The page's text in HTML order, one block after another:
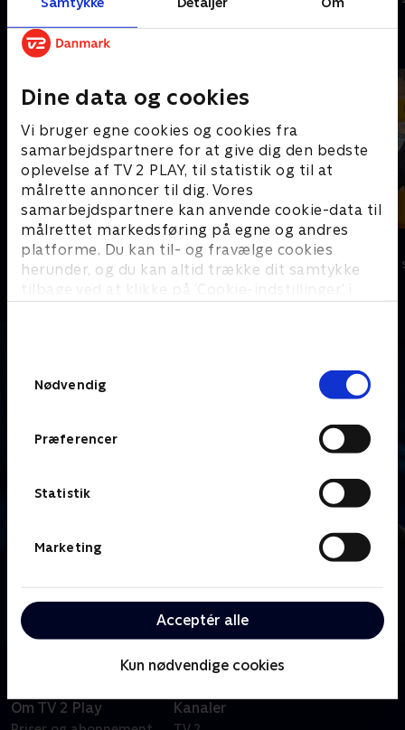
Dine data og cookies
Vi bruger egne cookies og cookies fra
samarbejdspartnere for at give dig den bedste
oplevelse af TV 2 PLAY, til statistik og til at
målrette annoncer til dig. Vores
samarbejdspartnere kan anvende cookie-data til
målrettet markedsføring på egne og andres
platforme. Du kan til- og fravælge cookies
herunder, og du kan altid trække dit samtykke
tilbage ved at klikke på ’Cookie-indstillinger’ i
Nødvendig
Præferencer
Statistik
Marketing
Acceptér alle
Kun nødvendige cookies
program 20 og 21 år.
Josefine'.
Andre så også
Hvem vil være millionær?
Quiz-shows • 4 sæsoner
Lykkehjulet
Quiz-shows •
hvor der quizzes om alt mellem himmel og jord.
Om TV 2 Play Kanaler